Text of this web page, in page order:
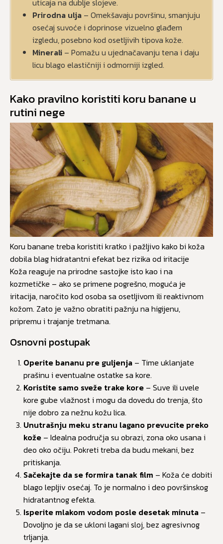
uticaja na dublje slojeve.
Prirodna ulja – Omekšavaju površinu, smanjuju
osećaj suvoće i doprinose vizuelno glađem
izgledu, posebno kod osetljivih tipova kože.
Minerali – Pomažu u ujednačavanju tena i daju
licu blago elastičniji i odmorniji izgled.
Kako pravilno koristiti koru banane u
rutini nege
Koru banane treba koristiti kratko i pažljivo kako bi koža
dobila blag hidratantni efekat bez rizika od iritacije
Koža reaguje na prirodne sastojke isto kao i na
kozmetičke – ako se primene pogrešno, moguća je
iritacija, naročito kod osoba sa osetljivom ili reaktivnom
kožom. Zato je važno obratiti pažnju na higijenu,
pripremu i trajanje tretmana.
Osnovni postupak
Operite bananu pre guljenja – Time uklanjate
prašinu i eventualne ostatke sa kore.
Koristite samo sveže trake kore – Suve ili uvele
kore gube vlažnost i mogu da dovedu do trenja, što
nije dobro za nežnu kožu lica.
Unutrašnju meku stranu lagano prevucite preko
kože – Idealna područja su obrazi, zona oko usana i
deo oko očiju. Pokreti treba da budu mekani, bez
pritiskanja.
Sačekajte da se formira tanak film – Koža će dobiti
blago lepljiv osećaj. To je normalno i deo površinskog
hidratantnog efekta.
Isperite mlakom vodom posle desetak minuta –
Dovoljno je da se ukloni lagani sloj, bez agresivnog
trljanja.